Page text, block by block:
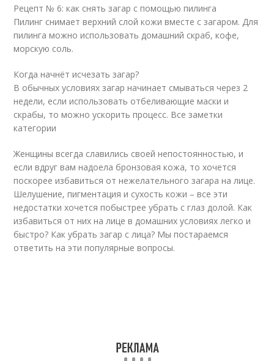
Рецепт № 6: как снять загар с помощью пилинга
Пилинг снимает верхний слой кожи вместе с загаром. Для
пилинга можно использовать домашний скраб, кофе,
морскую соль.
Когда начнёт исчезать загар?
В обычных условиях загар начинает смываться через 2
недели, если использовать отбеливающие маски и
скрабы, то можно ускорить процесс. Все заметки
категории
Женщины всегда славились своей непостоянностью, и
если вдруг вам надоела бронзовая кожа, то хочется
поскорее избавиться от нежелательного загара на лице.
Шелушение, пигментация и сухость кожи – все эти
недостатки хочется побыстрее убрать с глаз долой. Как
избавиться от них на лице в домашних условиях легко и
быстро? Как убрать загар с лица? Мы постараемся
ответить на эти популярные вопросы.